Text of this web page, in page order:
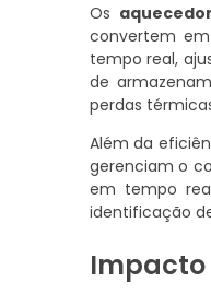
Os
convertem
tempo real,
de
perdas
Além da
gerenciam o
em tempo
identificação
Impacto